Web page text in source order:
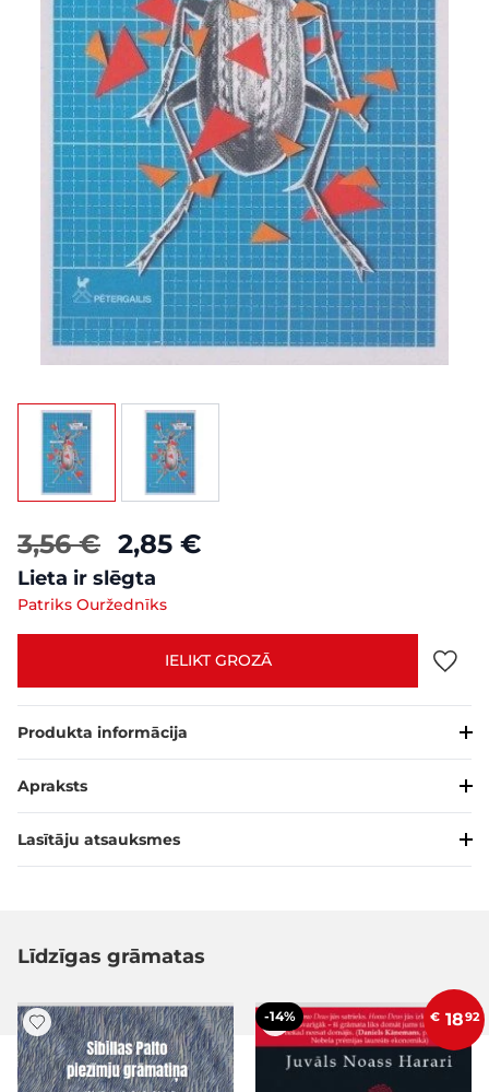
View larger imageView larger image
3,56 € 2,85 €
Lieta ir slēgta
Patriks Ouržednīks
IELIKT GROZĀ
Produkta informācija
Apraksts
Lasītāju atsauksmes
Līdzīgas grāmatas
-14% € 1892